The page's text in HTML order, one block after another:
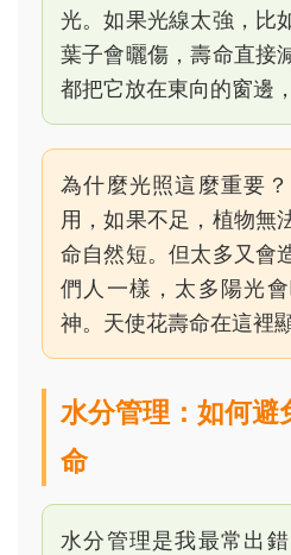
光。如果光線太強，比
葉子會曬傷，壽命直接
都把它放在東向的窗邊
為什麼光照這麼重要
用，如果不足，植物無
命自然短。但太多又會
們人一樣，太多陽光
神。天使花壽命在這裡
水分管理：如何避
命
水分管理是我最常出